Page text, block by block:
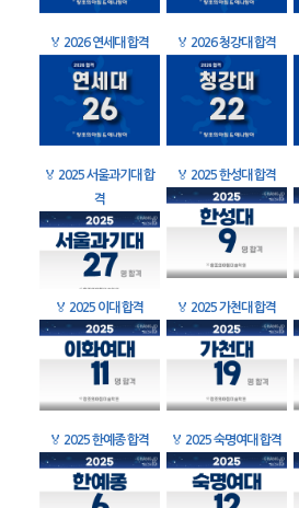
🏅 2026 연세대 합격 🏅 2026 청강대 합격
🏅 2025 서울과기대 합
격
🏅 2025 한성대 합격
🏅 2025 이대 합격 🏅 2025 가천대 합격
🏅 2025 한예종 합격 🏅 2025 숙명여대 합격